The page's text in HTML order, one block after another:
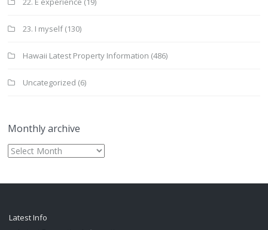
23. I myself(130)
Hawaii Latest Property Information (486)
Uncategorized (6)
Monthly archive
Monthly
archive
Latest Info